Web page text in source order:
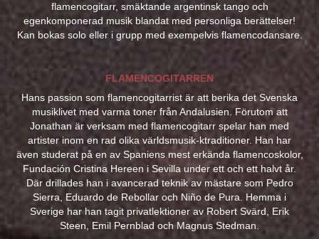
flamencogitarr, smäktande argentinsk tango och
egenkomponerad musik blandat med personliga berättelser!
Kan bokas solo eller i grupp med exempelvis flamencodansare.
FLAMENCOGITARREN
Hans passion som flamencogitarrist är att berika det Svenska
musiklivet med varma toner från Andalusien. Förutom att
Jonathan är verksam med flamencogitarr spelar han med
artister inom en rad olika världsmusik-ktraditioner. Han har
även studerat på en av Spaniens mest erkända flamencoskolor,
Fundación Cristina Hereen i Sevilla under ett och ett halvt år.
Där drillades han i avancerad teknik av mästare som Pedro
Sierra, Eduardo de Rebollar och Niño de Pura. Hemma i
Sverige har han tagit privatlektioner av Robert Svärd, Erik
Steen, Emil Pernblad och Magnus Stedman.